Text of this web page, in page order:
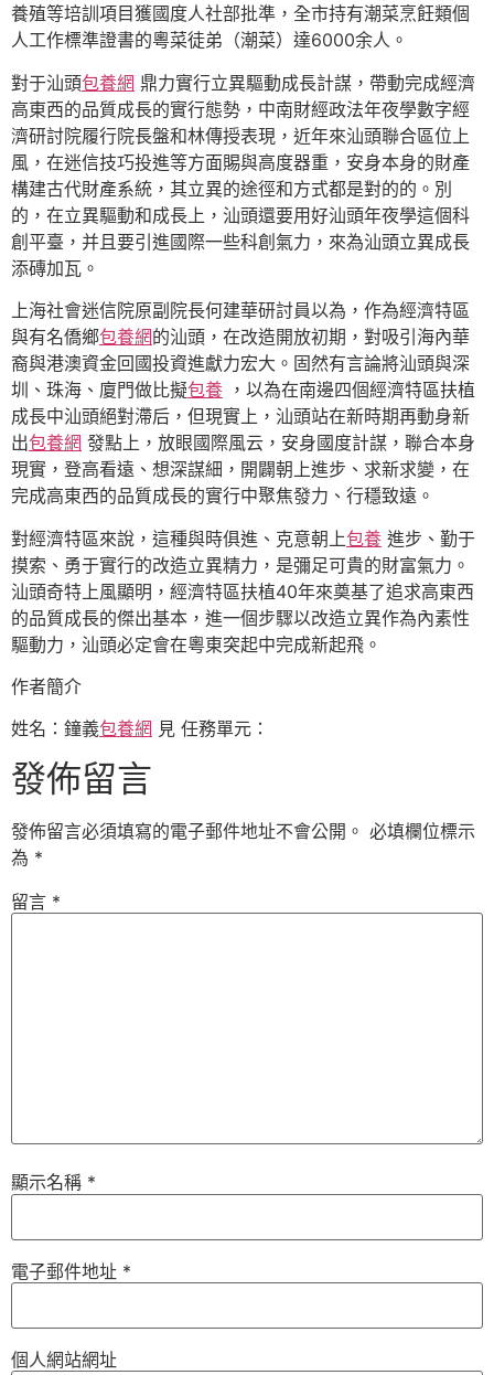
養殖等培訓項目獲國度人社部批準，全市持有潮菜烹飪類個
人工作標準證書的粵菜徒弟（潮菜）達6000余人。
對于汕頭包養網 鼎力實行立異驅動成長計謀，帶動完成經濟
高東西的品質成長的實行態勢，中南財經政法年夜學數字經
濟研討院履行院長盤和林傳授表現，近年來汕頭聯合區位上
風，在迷信技巧投進等方面賜與高度器重，安身本身的財產
構建古代財產系統，其立異的途徑和方式都是對的的。別
的，在立異驅動和成長上，汕頭還要用好汕頭年夜學這個科
創平臺，并且要引進國際一些科創氣力，來為汕頭立異成長
添磚加瓦。
上海社會迷信院原副院長何建華研討員以為，作為經濟特區
與有名僑鄉包養網的汕頭，在改造開放初期，對吸引海內華
裔與港澳資金回國投資進獻力宏大。固然有言論將汕頭與深
圳、珠海、廈門做比擬包養 ，以為在南邊四個經濟特區扶植
成長中汕頭絕對滯后，但現實上，汕頭站在新時期再動身新
出包養網 發點上，放眼國際風云，安身國度計謀，聯合本身
現實，登高看遠、想深謀細，開闢朝上進步、求新求變，在
完成高東西的品質成長的實行中聚焦發力、行穩致遠。
對經濟特區來說，這種與時俱進、克意朝上包養 進步、勤于
摸索、勇于實行的改造立異精力，是彌足可貴的財富氣力。
汕頭奇特上風顯明，經濟特區扶植40年來奠基了追求高東西
的品質成長的傑出基本，進一個步驟以改造立異作為內素性
驅動力，汕頭必定會在粵東突起中完成新起飛。
作者簡介
姓名：鐘義包養網 見 任務單元：
發佈留言
發佈留言必須填寫的電子郵件地址不會公開。 必填欄位標示
為 *
留言 *
顯示名稱 *
電子郵件地址 *
個人網站網址